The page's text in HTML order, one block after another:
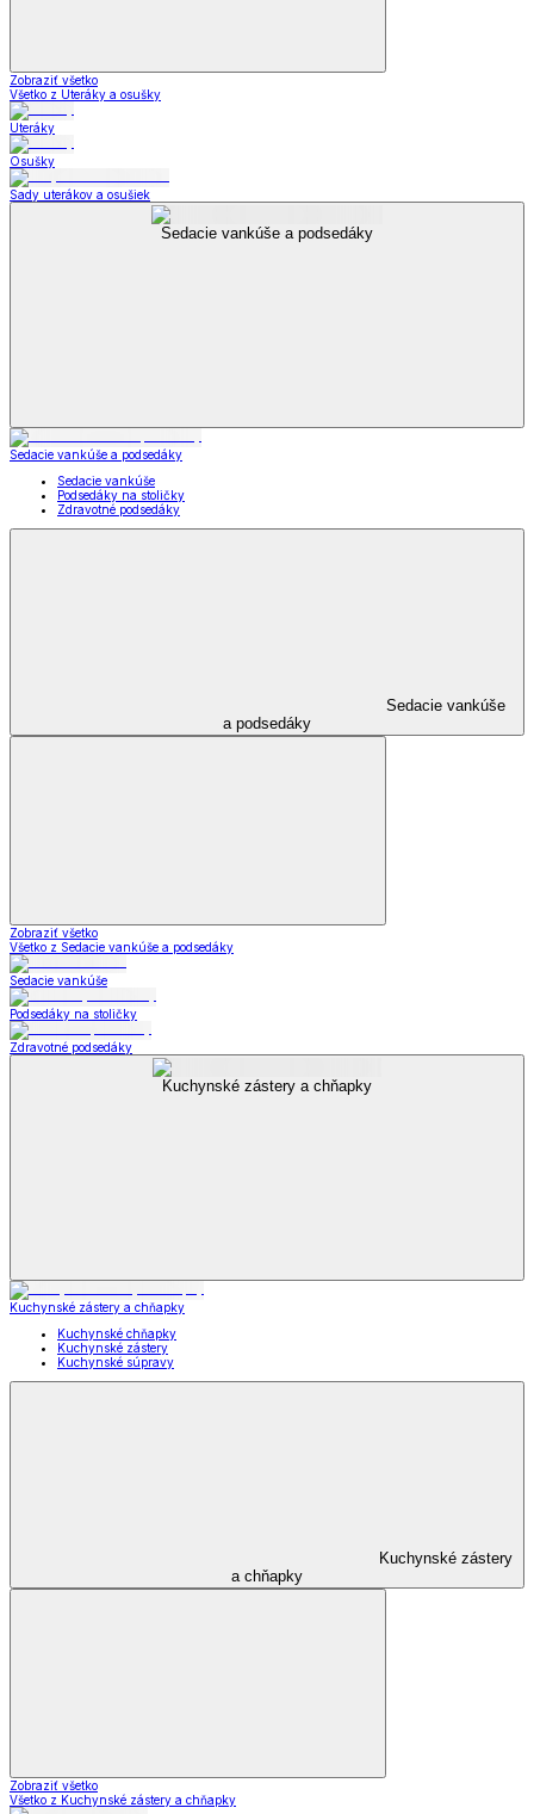
Zobraziť všetko
Všetko z Uteráky a osušky
Uteráky
Osušky
Sady uterákov a osušiek
Sedacie vankúše a podsedáky
Sedacie vankúše a podsedáky
Sedacie vankúše
Podsedáky na stoličky
Zdravotné podsedáky
Sedacie vankúše
a podsedáky
Zobraziť všetko
Všetko z Sedacie vankúše a podsedáky
Sedacie vankúše
Podsedáky na stoličky
Zdravotné podsedáky
Kuchynské zástery a chňapky
Kuchynské zástery a chňapky
Kuchynské chňapky
Kuchynské zástery
Kuchynské súpravy
Kuchynské zástery
a chňapky
Zobraziť všetko
Všetko z Kuchynské zástery a chňapky